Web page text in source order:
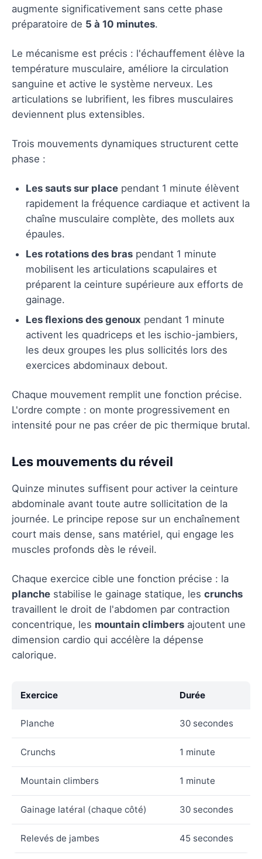
augmente significativement sans cette phase
préparatoire de 5 à 10 minutes.
Le mécanisme est précis : l'échauffement élève la
température musculaire, améliore la circulation
sanguine et active le système nerveux. Les
articulations se lubrifient, les fibres musculaires
deviennent plus extensibles.
Trois mouvements dynamiques structurent cette
phase :
Les sauts sur place pendant 1 minute élèvent
rapidement la fréquence cardiaque et activent la
chaîne musculaire complète, des mollets aux
épaules.
Les rotations des bras pendant 1 minute
mobilisent les articulations scapulaires et
préparent la ceinture supérieure aux efforts de
gainage.
Les flexions des genoux pendant 1 minute
activent les quadriceps et les ischio-jambiers,
les deux groupes les plus sollicités lors des
exercices abdominaux debout.
Chaque mouvement remplit une fonction précise.
L'ordre compte : on monte progressivement en
intensité pour ne pas créer de pic thermique brutal.
Les mouvements du réveil
Quinze minutes suffisent pour activer la ceinture
abdominale avant toute autre sollicitation de la
journée. Le principe repose sur un enchaînement
court mais dense, sans matériel, qui engage les
muscles profonds dès le réveil.
Chaque exercice cible une fonction précise : la
planche stabilise le gainage statique, les crunchs
travaillent le droit de l'abdomen par contraction
concentrique, les mountain climbers ajoutent une
dimension cardio qui accélère la dépense
calorique.
Exercice Durée
Planche 30 secondes
Crunchs 1 minute
Mountain climbers 1 minute
Gainage latéral (chaque côté) 30 secondes
Relevés de jambes 45 secondes